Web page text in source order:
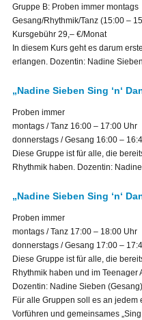
Gruppe B: Proben immer montags
Gesang/Rhythmik/Tanz (15:00 –
Kursgebühr 29,– €/Monat
In diesem Kurs geht es darum
erlangen. Dozentin: Nadine Sieben
„Nadine Sieben Sing ‘n‘
Proben immer
montags / Tanz 16:00 – 17:00 Uhr
donnerstags / Gesang 16:00 –
Diese Gruppe ist für alle, die
Rhythmik haben. Dozentin:
„Nadine Sieben Sing ‘n‘
Proben immer
montags / Tanz 17:00 – 18:00 Uhr
donnerstags / Gesang 17:00 –
Diese Gruppe ist für alle, die
Rhythmik haben und im Teenager
Dozentin: Nadine Sieben
Für alle Gruppen soll es an jedem
Vorführen und gemeinsames „Sing